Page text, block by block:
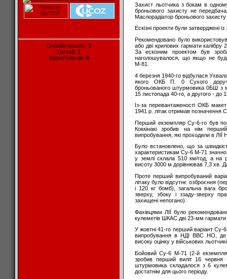
Онлайн всього: 1
Гостей: 1
Користувачів: 0
Захист льотчика з бокам в
броньового захисту не
Маслорадіатор броньового
Ескізні проекти були затверджені
Рекомендовано було
або дві крилових гармати
За ескізним проектом був
наголошувалося, що якщо не
М-81.
4 березня 1940-го відбулася
якого ОКБ П. 0 Сухого
броньованого штурмовика 0БШ з
15 листопада 40-го, а другого - до
Із-за перевантаженості ОКБ
1941 р. літак отримав позначення
Перший екземпляр Су-6-го був
Коккінакі зробив на нім
випробування, які проходили в ЛІЇ
Було встановлено, що за
характеристикам Су-6 М-71
у землі склала 510 км/год, а на
висоту 3000 м дорівнював 7,3 хв.
Проте перший випробуваний
літаку було відсутнє озброєння
і 120 кг бомб), загальна вага
зверху, збоку і ззаду-зверху
захищені непогано).
Фахівцями ЛІЇ було
кулеметів ШКАС дві 23-мм
У жовтні 41-го перший варіант Су-
випробування в НДІ ВВС НО, де
високу оцінку у військових
Бойовий Су-6 М-71 (2-й
зробив перший виліт 16 червня
штурмовика складалося з 6
достатнім для цього періоду.